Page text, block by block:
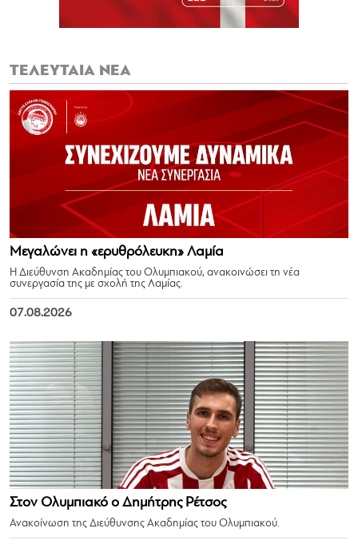
ΤΕΛΕΥΤΑΙΑ ΝΕΑ
Μεγαλώνει η «ερυθρόλευκη» Λαμία
Η Διεύθυνση Ακαδημίας του Ολυμπιακού, ανακοινώσει τη νέα
συνεργασία της με σχολή της Λαμίας.
07.08.2026
Στον Ολυμπιακό ο Δημήτρης Ρέτσος
Ανακοίνωση της Διεύθυνσης Ακαδημίας του Ολυμπιακού.